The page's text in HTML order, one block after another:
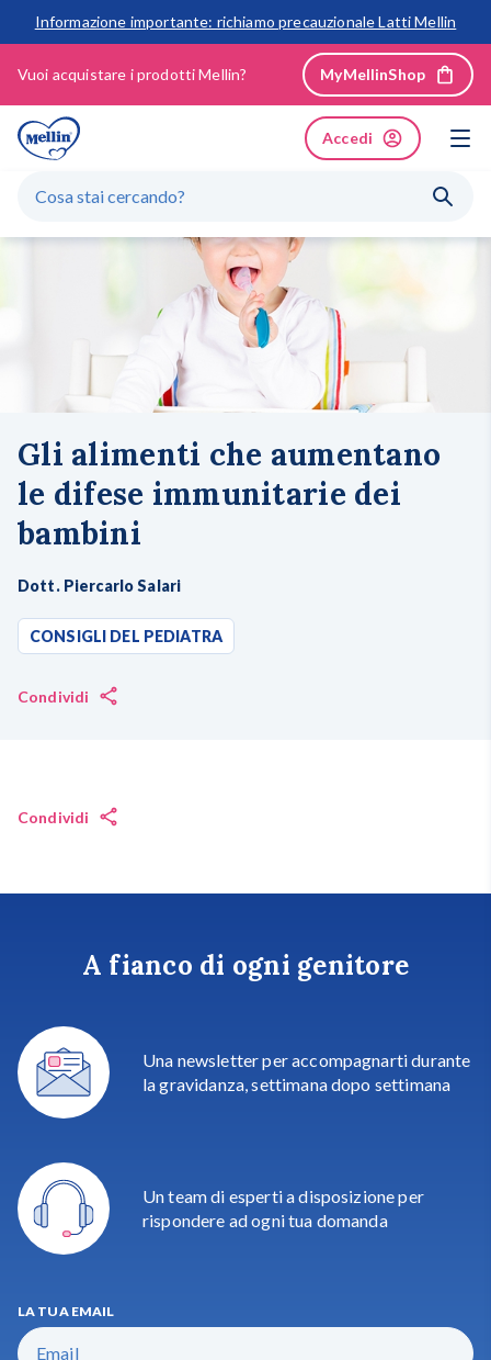
Informazione importante: richiamo precauzionale Latti Mellin
Vuoi acquistare i prodotti Mellin? MyMellinShop
Accedi
GLI ARGOMENTI PIÙ RICERCATI
Primi mesi
Svezzamento
Dopo il primo anno
Gli alimenti che aumentano
le difese immunitarie dei
bambini
Dott. Piercarlo Salari
CONSIGLI DEL PEDIATRA
Condividi
Condividi
A fianco di ogni genitore
Una newsletter per accompagnarti durante
la gravidanza, settimana dopo settimana
Un team di esperti a disposizione per
rispondere ad ogni tua domanda
LA TUA EMAIL